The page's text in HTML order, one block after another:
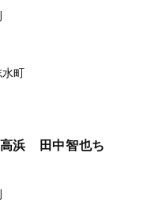
町
浜 田中智也ち